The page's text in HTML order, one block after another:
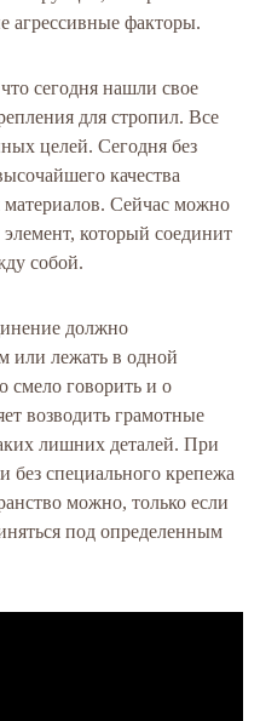
агрессивные факторы.
сегодня нашли свое
для стропил. Все
целей. Сегодня без
качества
Сейчас можно
который соединит
собой.
должно
или лежать в одной
смело говорить и о
возводить грамотные
лишних деталей. При
без специального крепежа
можно, только если
под определенным